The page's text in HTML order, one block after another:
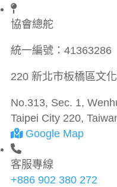
協會總舵
統一編號： 41363286
220 新北市板橋區文
No.313, Sec. 1,
Taipei City 220,
Google Map
客服專線
+886 902 380 272